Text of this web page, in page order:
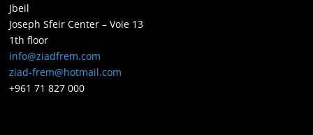
Jbeil
Joseph Sfeir Center – Voie 13
1th floor
info@ziadfrem.com
ziad-frem@hotmail.com
+961 71 827 000